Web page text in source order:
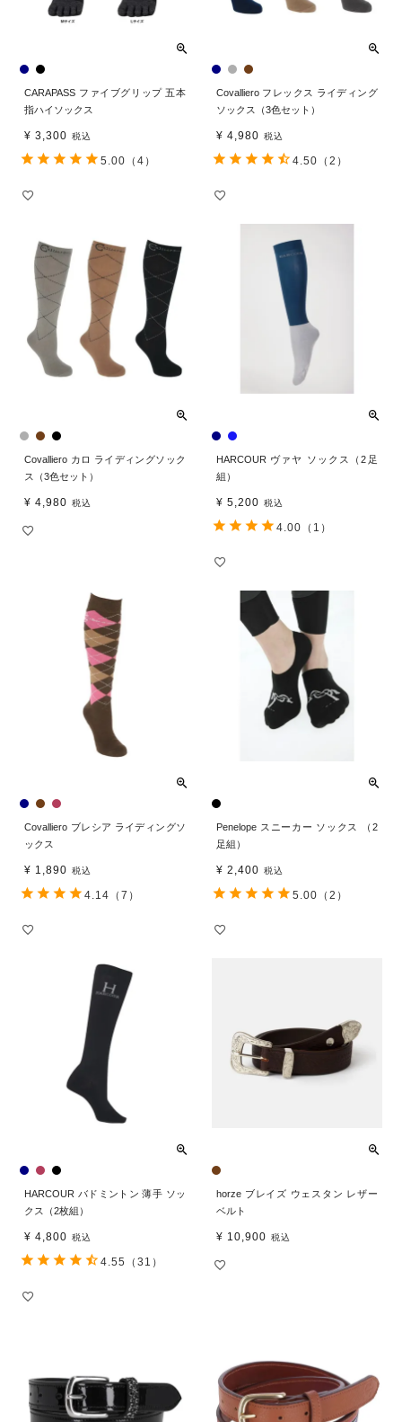
CARAPASS ファイブグリップ 五本
指ハイソックス
¥ 3,300 税込
5.00 （4）
Covalliero フレックス ライディング
ソックス（3色セット）
¥ 4,980 税込
4.50 （2）
Covalliero カロ ライディングソック
ス（3色セット）
¥ 4,980 税込
HARCOUR ヴァヤ ソックス（2足
組）
¥ 5,200 税込
4.00 （1）
Covalliero ブレシア ライディングソ
ックス
¥ 1,890 税込
4.14 （7）
Penelope スニーカー ソックス （2
足組）
¥ 2,400 税込
5.00 （2）
HARCOUR バドミントン 薄手 ソッ
クス（2枚組）
¥ 4,800 税込
4.55 （31）
horze ブレイズ ウェスタン レザー
ベルト
¥ 10,900 税込